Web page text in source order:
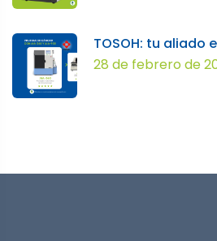
TOSOH: tu aliado
28 de febrero de